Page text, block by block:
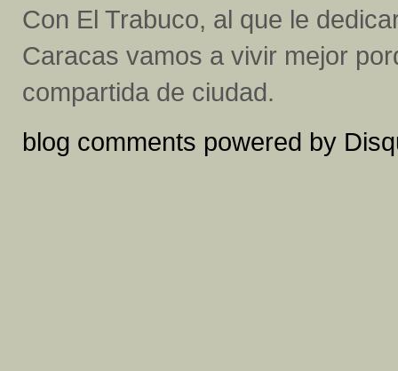
Con El Trabuco, al que le
Caracas vamos a vivir mejor
compartida de ciudad.
blog comments powered by